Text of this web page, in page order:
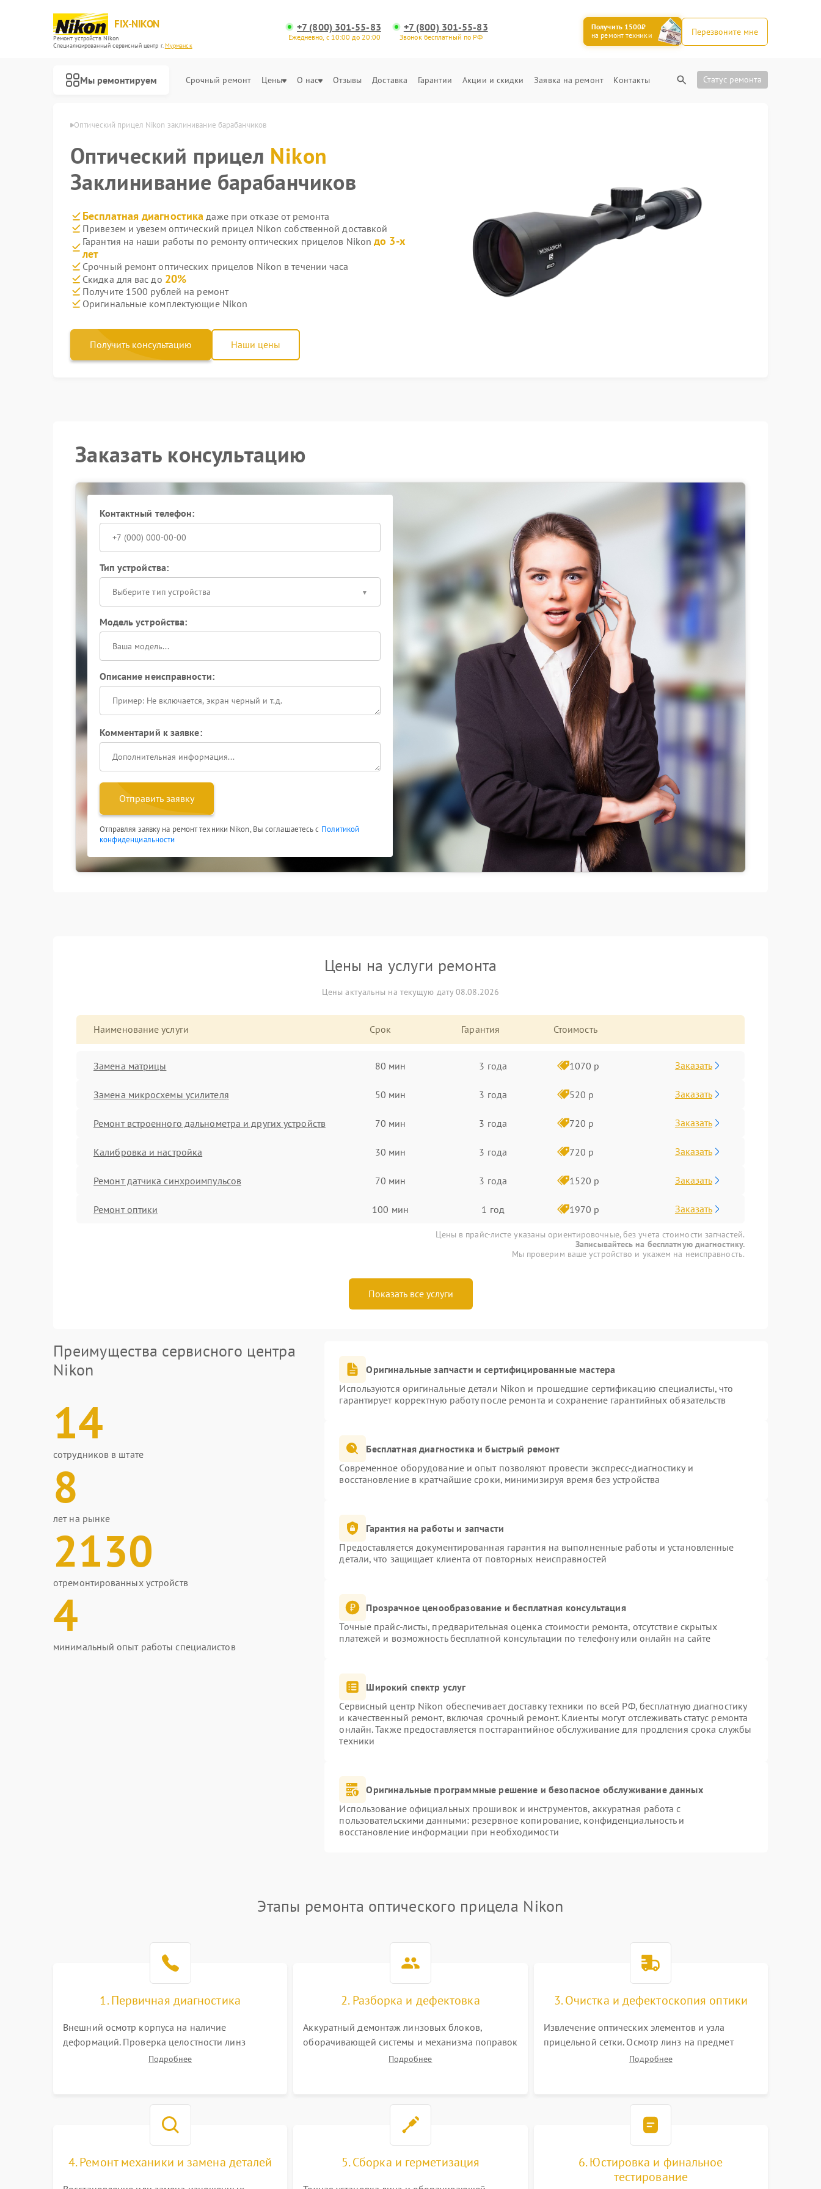
FIX-NIKON
Ремонт устройств Nikon
Специализированный cервисный центр г.Мурманск
+7 (800) 301-55-83
Ежедневно, с 10:00 до 20:00
+7 (800) 301-55-83
Звонок бесплатный по РФ
Получить 1500₽
на ремонт техники
Перезвоните мне
Мы ремонтируем Срочный ремонт Цены О нас Отзывы Доставка Гарантии Акции и скидки Заявка на ремонт Контакты Статус ремонта
Nikon в Мурманске Оптический прицел Nikon заклинивание барабанчиков
Оптический прицел Nikon
Заклинивание барабанчиков
Бесплатная диагностика даже при отказе от ремонта
Привезем и увезем оптический прицел Nikon собственной доставкой
Гарантия на наши работы по ремонту оптических прицелов Nikonдо 3-х
лет
Срочный ремонт оптических прицелов Nikon в течении часа
Скидка для вас до 20%
Получите 1500 рублей на ремонт
Оригинальные комплектующие Nikon
Получить консультацию Наши цены
Заказать консультацию
Контактный телефон:
Тип устройства:
Выберите тип устройства
Модель устройства:
Описание неисправности:
Комментарий к заявке:
Отправить заявку
Отправляя заявку на ремонт техники Nikon, Вы соглашаетесь с Политикой
конфиденциальности
Цены на услуги ремонта
Цены актуальны на текущую дату 08.08.2026
Наименование услуги Срок Гарантия Стоимость
Замена матрицы 80 мин 3 года 1070 р Заказать
Замена микросхемы усилителя 50 мин 3 года 520 р Заказать
Ремонт встроенного дальнометра и других устройств 70 мин 3 года 720 р Заказать
Калибровка и настройка 30 мин 3 года 720 р Заказать
Ремонт датчика синхроимпульсов 70 мин 3 года 1520 р Заказать
Ремонт оптики 100 мин 1 год 1970 р Заказать
Цены в прайс-листе указаны ориентировочные, без учета стоимости запчастей.
Записывайтесь на бесплатную диагностику.
Мы проверим ваше устройство и укажем на неисправность.
Показать все услуги
Преимущества сервисного центра
Nikon
14
сотрудников в штате
8
лет на рынке
2130
отремонтированных устройств
4
минимальный опыт работы специалистов
Оригинальные запчасти и сертифицированные мастера
Используются оригинальные детали Nikon и прошедшие сертификацию специалисты, что
гарантирует корректную работу после ремонта и сохранение гарантийных обязательств
Бесплатная диагностика и быстрый ремонт
Современное оборудование и опыт позволяют провести экспресс-диагностику и
восстановление в кратчайшие сроки, минимизируя время без устройства
Гарантия на работы и запчасти
Предоставляется документированная гарантия на выполненные работы и установленные
детали, что защищает клиента от повторных неисправностей
Прозрачное ценообразование и бесплатная консультация
Точные прайс-листы, предварительная оценка стоимости ремонта, отсутствие скрытых
платежей и возможность бесплатной консультации по телефону или онлайн на сайте
Широкий спектр услуг
Сервисный центр Nikon обеспечивает доставку техники по всей РФ, бесплатную диагностику
и качественный ремонт, включая срочный ремонт. Клиенты могут отслеживать статус ремонта
онлайн. Также предоставляется постгарантийное обслуживание для продления срока службы
техники
Оригинальные программные решение и безопасное обслуживание данных
Использование официальных прошивок и инструментов, аккуратная работа с
пользовательскими данными: резервное копирование, конфиденциальность и
восстановление информации при необходимости
Этапы ремонта оптического прицела Nikon
1. Первичная диагностика
Внешний осмотр корпуса на наличие
деформаций. Проверка целостности линз
объектива и окуляра. Тестирование работы
Подробнее
2. Разборка и дефектовка
Аккуратный демонтаж линзовых блоков,
оборачивающей системы и механизма поправок
спецключами. Осмотр внутренних резьбовых
Подробнее
3. Очистка и дефектоскопия оптики
Извлечение оптических элементов и узла
прицельной сетки. Осмотр линз на предмет
повреждения просветляющего покрытия или
Подробнее
4. Ремонт механики и замена деталей 5. Сборка и герметизация
6. Юстировка и финальное
тестирование